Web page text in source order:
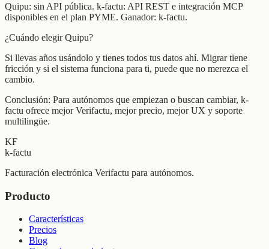
Quipu: sin API pública. k-factu: API REST e integración MCP
disponibles en el plan PYME. Ganador: k-factu.
¿Cuándo elegir Quipu?
Si llevas años usándolo y tienes todos tus datos ahí. Migrar tiene
fricción y si el sistema funciona para ti, puede que no merezca el
cambio.
Conclusión: Para autónomos que empiezan o buscan cambiar, k-
factu ofrece mejor Verifactu, mejor precio, mejor UX y soporte
multilingüe.
KF
k-factu
Facturación electrónica Verifactu para autónomos.
Producto
Características
Precios
Blog